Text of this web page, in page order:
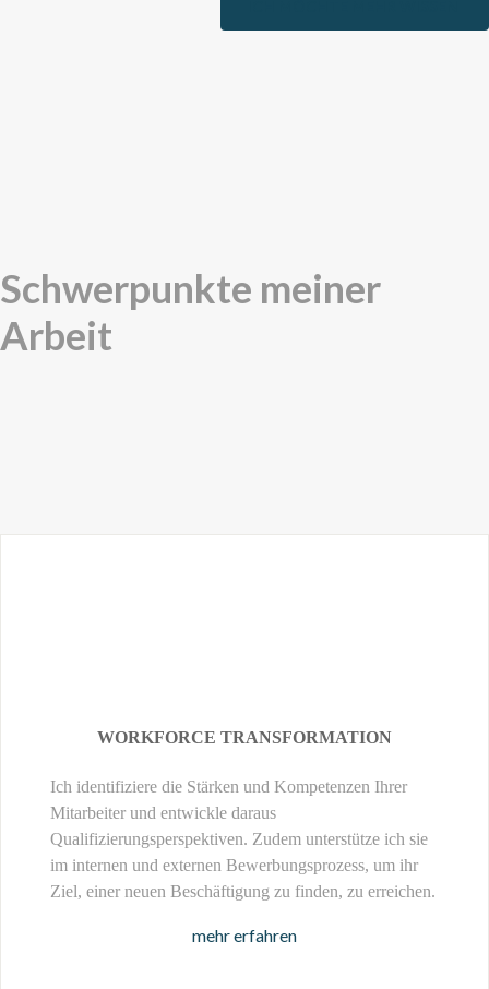
Schwerpunkte meiner
Arbeit
WORKFORCE TRANSFORMATION
Ich identifiziere die Stärken und Kompetenzen Ihrer
Mitarbeiter und entwickle daraus
Qualifizierungsperspektiven. Zudem unterstütze ich sie
im internen und externen Bewerbungsprozess, um ihr
Ziel, einer neuen Beschäftigung zu finden, zu erreichen.
mehr erfahren